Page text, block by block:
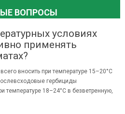
ВОПРОСЫ
условиях
применять
вносить при температуре 15–20°C
гербициды
18–24°C в безветренную,